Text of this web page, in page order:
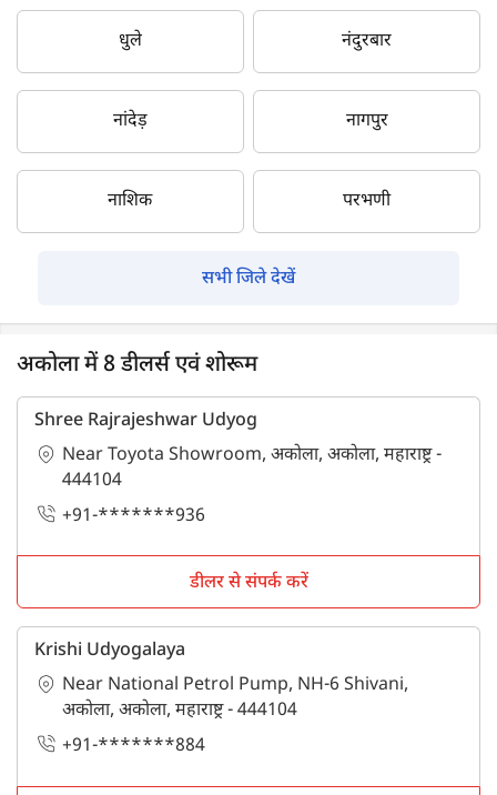
धुले नंदुरबार
नांदेड़ नागपुर
नाशिक परभणी
सभी जिले देखें
अकोला में 8 डीलर्स एवं शोरूम
Shree Rajrajeshwar Udyog
Near Toyota Showroom, अकोला, अकोला, महाराष्ट्र -
444104
+91-*******936
डीलर से संपर्क करें
Krishi Udyogalaya
Near National Petrol Pump, NH-6 Shivani,
अकोला, अकोला, महाराष्ट्र - 444104
+91-*******884